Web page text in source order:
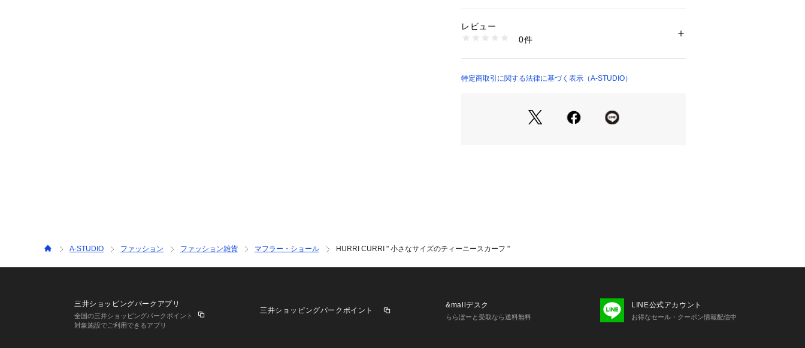
小さなサイズのティーニースカーフ。
teenyは平行四辺形の変形スカーフです。
首元だけでなく髪に巻いたり、バッグにつけたり、
ビーチから見える光景をカンバセーショナルなパターン
【サイズ】
【 Hurri Curri（ハリクリ）】
Made in Japan をコンセプトにシルクを中心に素材に
生産国：日本
3070100000261
レビュー
0件
特定商取引に関する法律に基づく表示（A-STUDIO）
A-STUDIO ファッション ファッション雑貨 マフラー・ショール HURRI CURRI " 小さなサイズのティーニースカーフ "
三井ショッピングパークアプリ
全国の三井ショッピングパークポイント
対象施設でご利用できるアプリ
三井ショッピングパークポイント
&mallデスク
ららぽーと受取なら送料無料
LINE公式アカウント
お得なセール・クーポン情報配信中